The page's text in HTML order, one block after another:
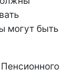
могут быть